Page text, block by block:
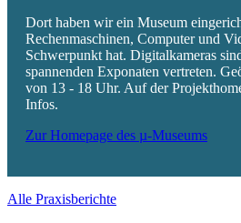
Dort haben wir ein Museum
Rechenmaschinen, Computer und
Schwerpunkt hat. Digitalkameras
spannenden Exponaten vertreten.
von 13 - 18 Uhr. Auf der
Infos.
Zur Homepage des µ-Museums
Alle Praxisberichte